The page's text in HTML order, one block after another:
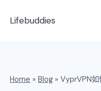
Lifebuddies
Home »Blog »VyprVPN如